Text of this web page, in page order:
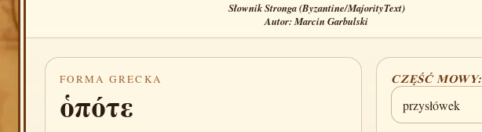
Słownik Stronga (Byzantine/MajorityText)
Autor: Marcin Garbulski
FORMA GRECKA
ὁπότε
CZĘŚĆ MOWY:
przysłówek